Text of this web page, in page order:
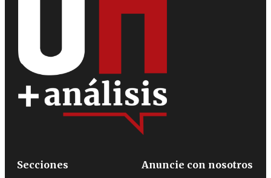
Secciones
Anuncie con nosotros